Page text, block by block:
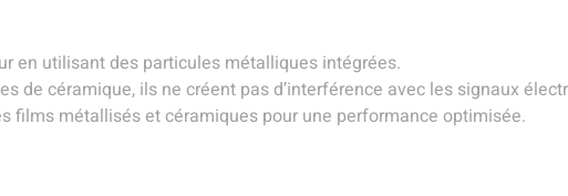
en utilisant des particules métalliques intégrées.
de céramique, ils ne créent pas d’interférence avec les signaux
films métallisés et céramiques pour une performance optimisée.